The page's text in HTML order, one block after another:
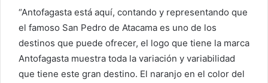
“Antofagasta está aquí, contando y representando que
el famoso San Pedro de Atacama es uno de los
destinos que puede ofrecer, el logo que tiene la marca
Antofagasta muestra toda la variación y variabilidad
que tiene este gran destino. El naranjo en el color del